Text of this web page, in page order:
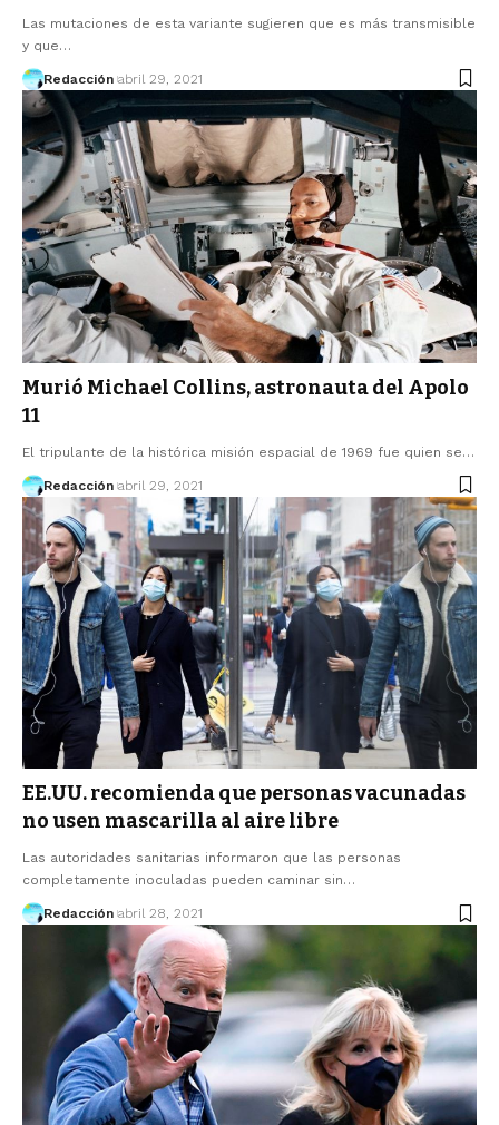
Las mutaciones de esta variante sugieren que es más transmisible
y que…
Redacción abril 29, 2021
Murió Michael Collins, astronauta del Apolo
11
El tripulante de la histórica misión espacial de 1969 fue quien se…
Redacción abril 29, 2021
EE.UU. recomienda que personas vacunadas
no usen mascarilla al aire libre
Las autoridades sanitarias informaron que las personas
completamente inoculadas pueden caminar sin…
Redacción abril 28, 2021